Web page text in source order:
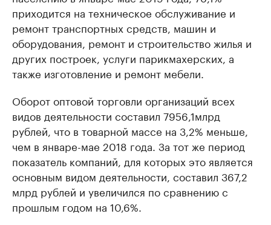
приходится на техническое обслуживание и
ремонт транспортных средств, машин и
оборудования, ремонт и строительство жилья и
других построек, услуги парикмахерских, а
также изготовление и ремонт мебели.
Оборот оптовой торговли организаций всех
видов деятельности составил 7956,1млрд
рублей, что в товарной массе на 3,2% меньше,
чем в январе-мае 2018 года. За тот же период
показатель компаний, для которых это является
основным видом деятельности, составил 367,2
млрд рублей и увеличился по сравнению с
прошлым годом на 10,6%.